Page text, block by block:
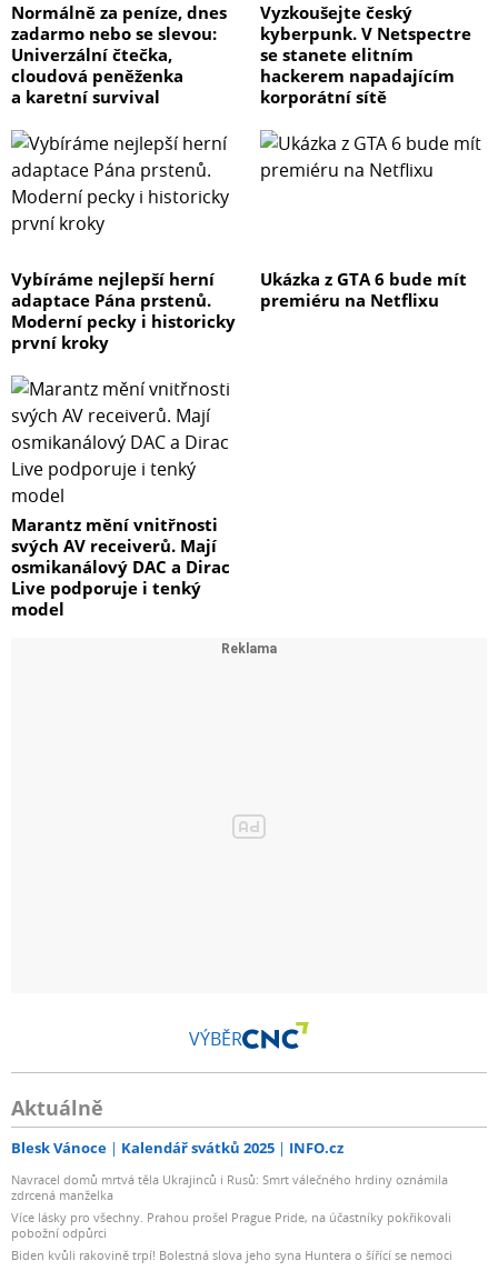
Normálně za peníze, dnes
zadarmo nebo se slevou:
Univerzální čtečka,
cloudová peněženka
a karetní survival
Vyzkoušejte český
kyberpunk. V Netspectre
se stanete elitním
hackerem napadajícím
korporátní sítě
Vybíráme nejlepší herní
adaptace Pána prstenů.
Moderní pecky i historicky
první kroky
Ukázka z GTA 6 bude mít
premiéru na Netflixu
Marantz mění vnitřnosti
svých AV receiverů. Mají
osmikanálový DAC a Dirac
Live podporuje i tenký
model
VÝBĚR
Aktuálně
Blesk Vánoce Kalendář svátků 2025 INFO.cz
Navracel domů mrtvá těla Ukrajinců i Rusů: Smrt válečného hrdiny oznámila
zdrcená manželka
Více lásky pro všechny. Prahou prošel Prague Pride, na účastníky pokřikovali
pobožní odpůrci
Biden kvůli rakovině trpí! Bolestná slova jeho syna Huntera o šířící se nemoci